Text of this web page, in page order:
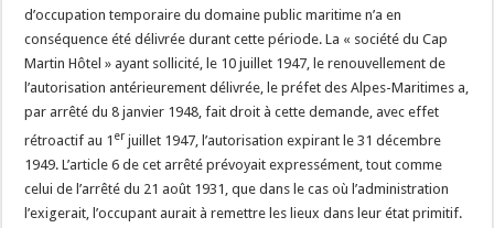
d’occupation temporaire du domaine public maritime n’a en
conséquence été délivrée durant cette période. La « société du Cap
Martin Hôtel » ayant sollicité, le 10 juillet 1947, le renouvellement de
l’autorisation antérieurement délivrée, le préfet des Alpes-Maritimes a,
par arrêté du 8 janvier 1948, fait droit à cette demande, avec effet
rétroactif au 1 er juillet 1947, l’autorisation expirant le 31 décembre
1949. L’article 6 de cet arrêté prévoyait expressément, tout comme
celui de l’arrêté du 21 août 1931, que dans le cas où l’administration
l’exigerait, l’occupant aurait à remettre les lieux dans leur état primitif.